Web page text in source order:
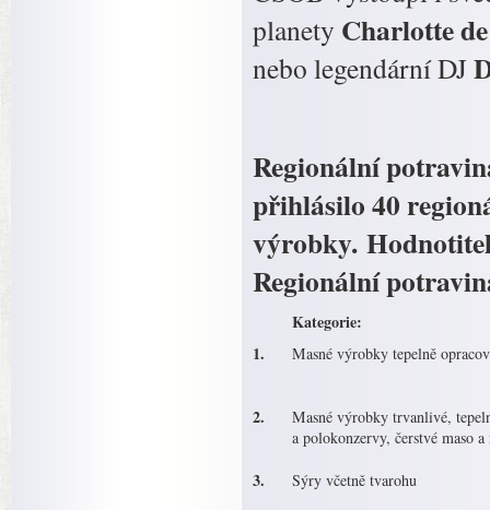
planety Charlotte
nebo legendární DJ
Regionální
přihlásilo 40
výrobky.
Regionální
Kategorie:
1.
Masné výrobky tepelně
2.
Masné výrobky trvanlivé,
a polokonzervy, čerstvé maso
3. Sýry včetně tvarohu